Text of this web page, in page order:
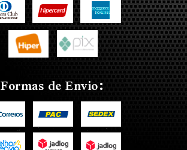
Formas de Envio: